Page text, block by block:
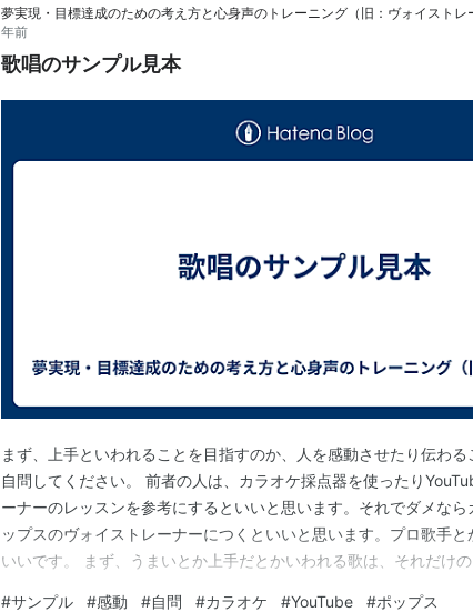
夢実現・目標達成のための考え方と心身声のトレーニング（旧：ヴォイストレ
年前
歌唱のサンプル見本
まず、上手といわれることを目指すのか、人を感動させたり伝わ
自問してください。 前者の人は、カラオケ採点器を使ったり
ーナーのレッスンを参考にするといいと思います。それでダメなら
ップスのヴォイストレーナーにつくといいと思います。プロ歌手と
いいです。 まず、うまいとか上手だとかいわれる歌は、それだけ
#サンプル #感動 #自問 #カラオケ #YouTube #ポップス